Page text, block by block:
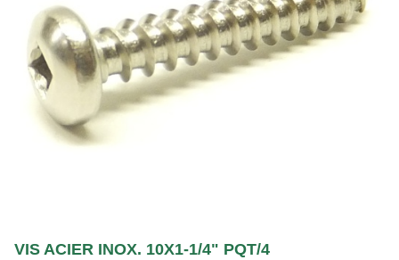
VIS ACIER INOX. 10X1-1/4" PQT/4